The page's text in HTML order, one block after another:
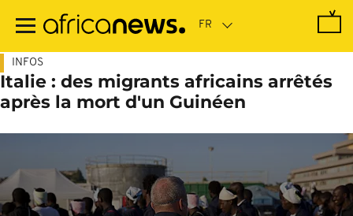
contenu
INFOS
Italie : des migrants africains arrêtés
après la mort d'un Guinéen